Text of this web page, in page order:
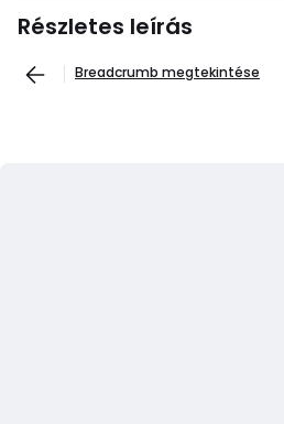
Részletes leírás
Breadcrumb megtekintése